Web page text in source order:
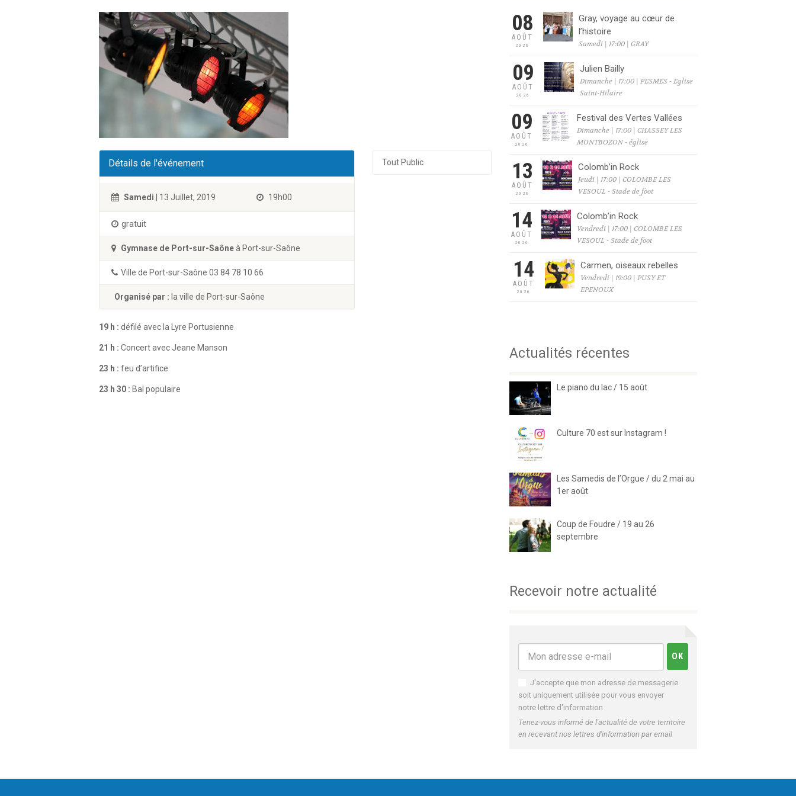
Détails de l'événement
Samedi | 13 Juillet, 2019 19h00
gratuit
Gymnase de Port-sur-Saôneà Port-sur-Saône
Ville de Port-sur-Saône 03 84 78 10 66
Organisé par : la ville de Port-sur-Saône
Tout Public
19 h : défilé avec la Lyre Portusienne
21 h : Concert avec Jeane Manson
23 h : feu d’artifice
23 h 30 : Bal populaire
08
AOÛT
2026
Gray, voyage au cœur de
l’histoire
Samedi | 17:00 | GRAY
09
AOÛT
2026
Julien Bailly
Dimanche | 17:00 | PESMES - Eglise
Saint-Hilaire
09
AOÛT
2026
Festival des Vertes Vallées
Dimanche | 17:00 | CHASSEY LES
MONTBOZON - église
13
AOÛT
2026
Colomb’in Rock
Jeudi | 17:00 | COLOMBE LES
VESOUL - Stade de foot
14
AOÛT
2026
Colomb’in Rock
Vendredi | 17:00 | COLOMBE LES
VESOUL - Stade de foot
14
AOÛT
2026
Carmen, oiseaux rebelles
Vendredi | 19:00 | PUSY ET
EPENOUX
Actualités récentes
Le piano du lac / 15 août
Culture 70 est sur Instagram !
Les Samedis de l’Orgue / du 2 mai au
1er août
Coup de Foudre / 19 au 26
septembre
Recevoir notre actualité
J'accepte que mon adresse de messagerie
soit uniquement utilisée pour vous envoyer
notre lettre d'information
Tenez-vous informé de l'actualité de votre territoire
en recevant nos lettres d'information par email